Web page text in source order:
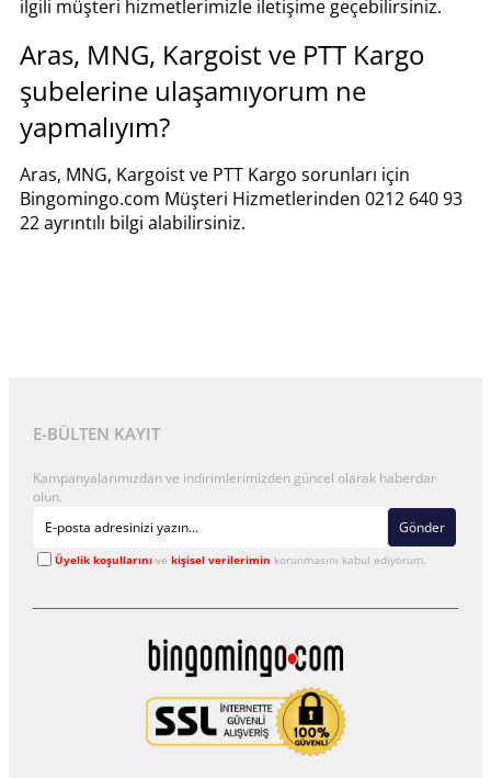
ilgili müşteri hizmetlerimizle iletişime geçebilirsiniz.
Aras, MNG, Kargoist ve PTT Kargo
şubelerine ulaşamıyorum ne
yapmalıyım?
Aras, MNG, Kargoist ve PTT Kargo sorunları için
Bingomingo.com Müşteri Hizmetlerinden 0212 640 93
22 ayrıntılı bilgi alabilirsiniz.
E-BÜLTEN KAYIT
Kampanyalarımızdan ve indirimlerimizden güncel olarak haberdar
olun.
Gönder
Üyelik koşullarınıve kişisel verilerimin korunmasını kabul ediyorum.